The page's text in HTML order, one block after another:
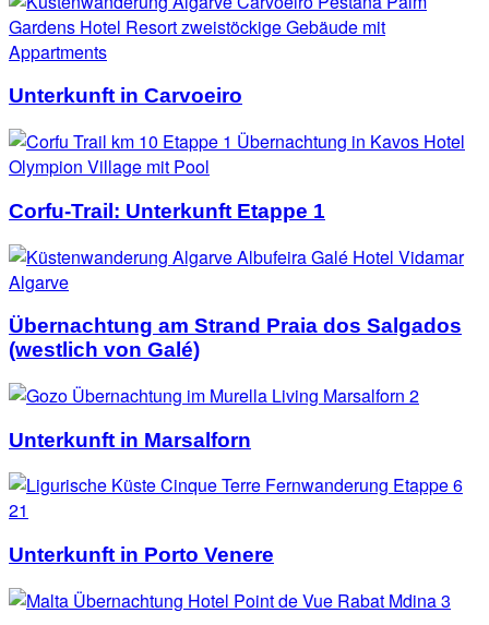
Unterkunft in Carvoeiro
Corfu-Trail: Unterkunft Etappe 1
Übernachtung am Strand Praia dos Salgados
(westlich von Galé)
Unterkunft in Marsalforn
Unterkunft in Porto Venere